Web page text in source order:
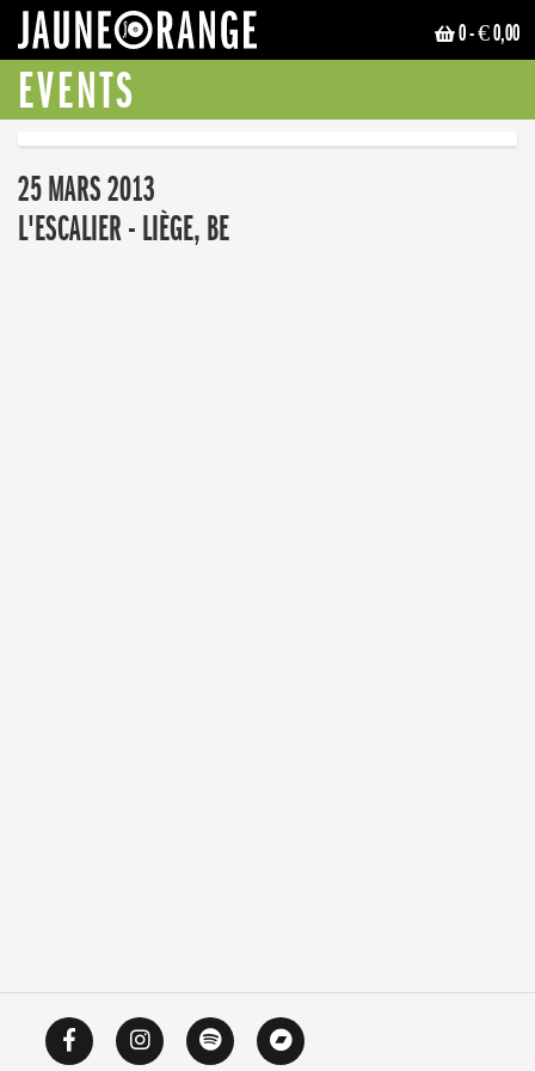
0- € 0,00
EVENTS
25 MARS 2013
L'ESCALIER - LIÈGE, BE